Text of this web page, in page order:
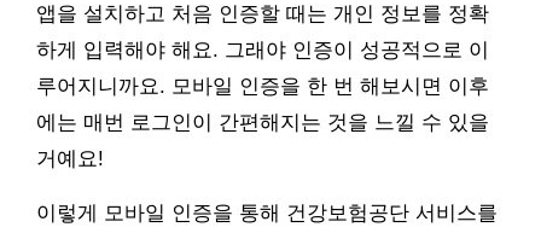
앱을 설치하고 처음 인증할 때는 개인 정보를 정확
하게 입력해야 해요. 그래야 인증이 성공적으로 이
루어지니까요. 모바일 인증을 한 번 해보시면 이후
에는 매번 로그인이 간편해지는 것을 느낄 수 있을
거예요!
이렇게 모바일 인증을 통해 건강보험공단 서비스를